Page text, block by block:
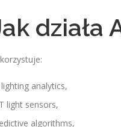
działa
analytics,
light sensors,
algorithms,